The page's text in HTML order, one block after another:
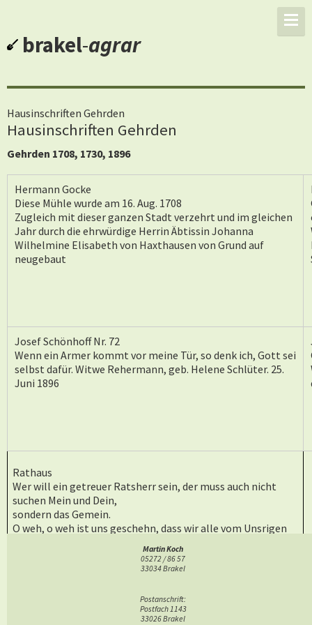
brakel-agrar
Hausinschriften Gehrden
Hausinschriften Gehrden
Gehrden 1708, 1730, 1896
Hermann Gocke
Diese Mühle wurde am 16. Aug. 1708
Zugleich mit dieser ganzen Stadt verzehrt und im gleichen
Jahr durch die ehrwürdige Herrin Äbtissin Johanna
Wilhelmine Elisabeth von Haxthausen von Grund auf
neugebaut
Josef Schönhoff Nr. 72
Wenn ein Armer kommt vor meine Tür, so denk ich, Gott sei
selbst dafür. Witwe Rehermann, geb. Helene Schlüter. 25.
Juni 1896
Rathaus
Wer will ein getreuer Ratsherr sein, der muss auch nicht
suchen Mein und Dein,
sondern das Gemein.
O weh, o weh ist uns geschehn, dass wir alle vom Unsrigen
Wir Bürger insgemein, die wir hier sein mit Groß und Klein,
Martin Koch
05272 / 86 57
33034 Brakel
Postanschrift:
Postfach 1143
33026 Brakel